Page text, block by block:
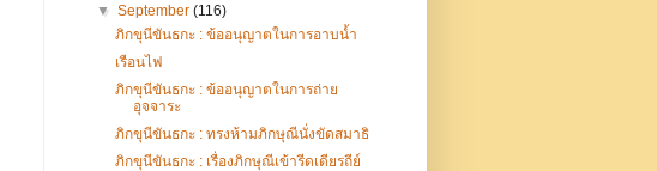
▼September(116)
ภิกขุนีขันธกะ : ข้ออนุญาตในการอาบน้ำ
เรือนไฟ
ภิกขุนีขันธกะ : ข้ออนุญาตในการถ่าย
อุจจาระ
ภิกขุนีขันธกะ : ทรงห้ามภิกษุณีนั่งขัดสมาธิ
ภิกขุนีขันธกะ : เรื่องภิกษุณีเข้ารีดเดียรถีย์